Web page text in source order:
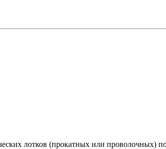
лотков (прокатных или проволочных)